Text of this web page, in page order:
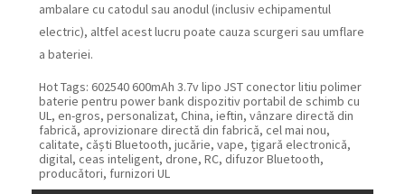
ambalare cu catodul sau anodul (inclusiv echipamentul
electric), altfel acest lucru poate cauza scurgeri sau umflare
a bateriei.
Hot Tags: 602540 600mAh 3.7v lipo JST conector litiu polimer
baterie pentru power bank dispozitiv portabil de schimb cu
UL, en-gros, personalizat, China, ieftin, vânzare directă din
fabrică, aprovizionare directă din fabrică, cel mai nou,
calitate, căști Bluetooth, jucărie, vape, țigară electronică,
digital, ceas inteligent, drone, RC, difuzor Bluetooth,
producători, furnizori UL